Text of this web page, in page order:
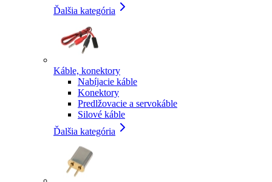
Ďalšia kategória
Káble, konektory
Nabíjacie káble
Konektory
Predlžovacie a servokáble
Silové káble
Ďalšia kategória